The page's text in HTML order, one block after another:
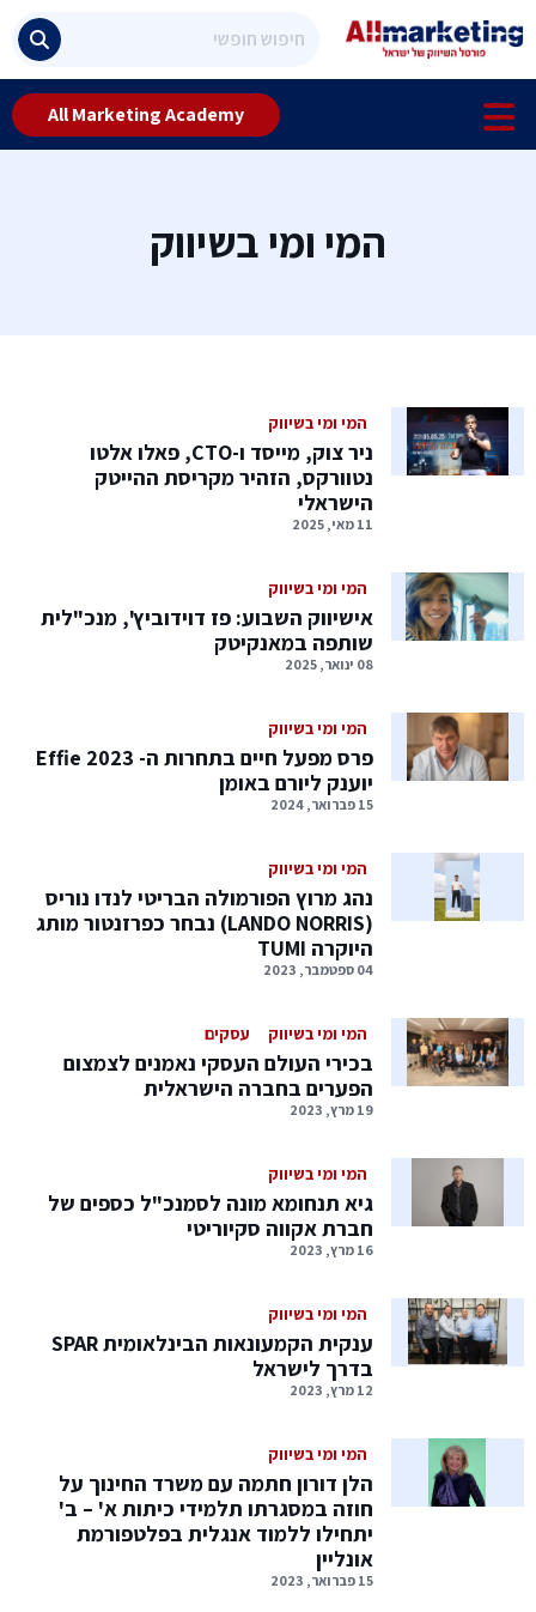
All Marketing Academy
המי ומי בשיווק
המי ומי בשיווק
ניר צוק, מייסד ו-CTO, פאלו אלטו
נטוורקס, הזהיר מקריסת ההייטק
הישראלי
11 מאי, 2025
המי ומי בשיווק
אישיווק השבוע: פז דוידוביץ', מנכ"לית
שותפה במאנקיטק
08 ינואר, 2025
המי ומי בשיווק
פרס מפעל חיים בתחרות ה- Effie 2023
יוענק ליורם באומן
15 פברואר, 2024
המי ומי בשיווק
נהג מרוץ הפורמולה הבריטי לנדו נוריס
(LANDO NORRIS) נבחר כפרזנטור מותג
היוקרה TUMI
04 ספטמבר, 2023
המי ומי בשיווק עסקים
בכירי העולם העסקי נאמנים לצמצום
הפערים בחברה הישראלית
19 מרץ, 2023
המי ומי בשיווק
גיא תנחומא מונה לסמנכ"ל כספים של
חברת אקווה סקיוריטי
16 מרץ, 2023
המי ומי בשיווק
ענקית הקמעונאות הבינלאומית SPAR
בדרך לישראל
12 מרץ, 2023
המי ומי בשיווק
הלן דורון חתמה עם משרד החינוך על
חוזה במסגרתו תלמידי כיתות א' – ב'
יתחילו ללמוד אנגלית בפלטפורמת
אונליין
15 פברואר, 2023